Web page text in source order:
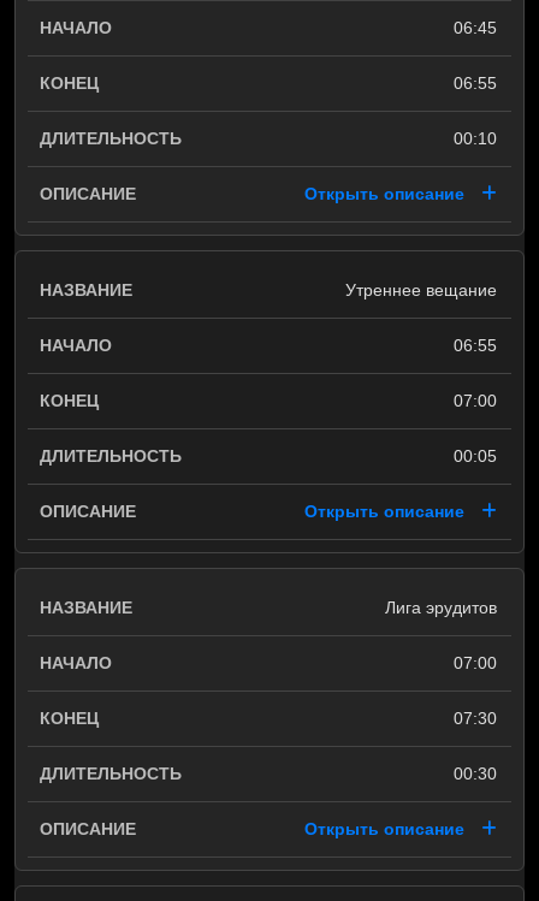
06:45
06:55
00:10
Открыть описание
Утреннее вещание
06:55
07:00
00:05
Открыть описание
Лига эрудитов
07:00
07:30
00:30
Открыть описание